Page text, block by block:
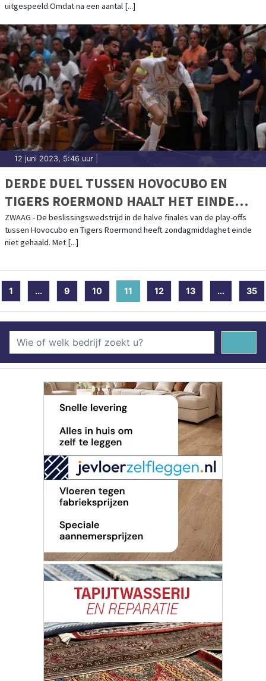
uitgespeeld.Omdat na een aantal [...]
12 juni 2023, 5:46 uur
DERDE DUEL TUSSEN HOVOCUBO EN
TIGERS ROERMOND HAALT HET EINDE
NIET
ZWAAG - De beslissingswedstrijd in de halve finales van de play-offs
tussen Hovocubo en Tigers Roermond heeft zondagmiddaghet einde
niet gehaald. Met [...]
1 ... 9 10 11 (current)
12 13 ... 35